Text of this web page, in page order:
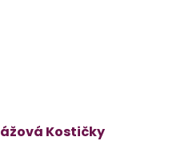
Kostičky